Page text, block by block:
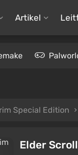
Artikel
Special Edition
Elder